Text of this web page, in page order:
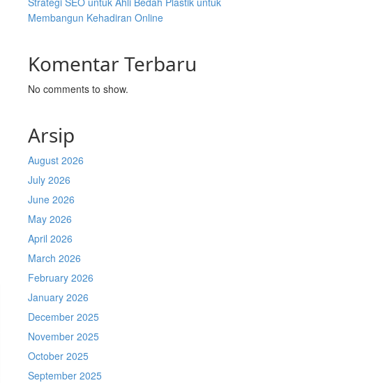
Membangun Kehadiran Online
Komentar Terbaru
No comments to show.
Arsip
August 2026
July 2026
June 2026
May 2026
April 2026
March 2026
February 2026
January 2026
December 2025
November 2025
October 2025
September 2025